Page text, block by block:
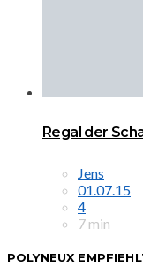
Regal der
Jens
01.07.15
4
7 min
POLYNEUX